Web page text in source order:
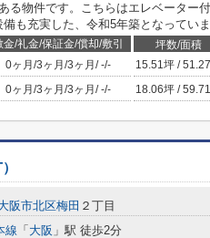
る物件です。こちらはエレベーター
も充実した、令和5年築となっていま
金/礼金/保証金/償却/敷引 坪数/面積
0ヶ月 /3ヶ月 /3ヶ月 /-/- 15.51坪 /
0ヶ月 /3ヶ月 /3ヶ月 /-/- 18.06坪 /
阪市北区梅田 ２丁目
線 「 大阪 」駅 徒歩2分